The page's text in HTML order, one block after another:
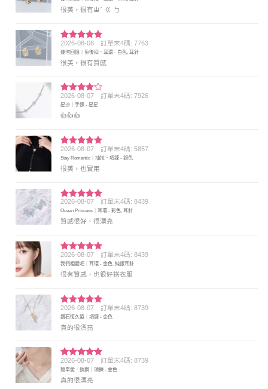
分 5
很美，很有ㄓˊ ㄍ ㄅ
評分5滿
分 5
2026-08-08 訂單末4碼: 7763
幾何回憶｜免後扣．耳環 - 白色, 耳針
很美，很有質感
評分4
滿分 5
2026-08-07 訂單末4碼: 7926
星沙｜手鍊 - 星星
👍👍👍
評分5 滿
分 5
2026-08-07 訂單末4碼: 5857
Stay Romantic｜抽拉．項鍊 - 銀色
很美，也實用
評分5 滿
分 5
2026-08-07 訂單末4碼: 8439
Ocean Princess｜耳環 - 彩色, 耳針
質感很好，很漂亮
評分5 滿
分 5
2026-08-07 訂單末4碼: 8439
我們相愛吧｜耳環 - 金色, 純銀耳針
很有質感，也很好搭衣服
評分5滿
分 5
2026-08-07 訂單末4碼: 8739
鑽石恆久遠｜項鍊 - 金色
真的很漂亮
評分5 滿
分 5
2026-08-07 訂單末4碼: 8739
簡單愛．鈦鋼｜項鍊 - 金色
真的很漂亮